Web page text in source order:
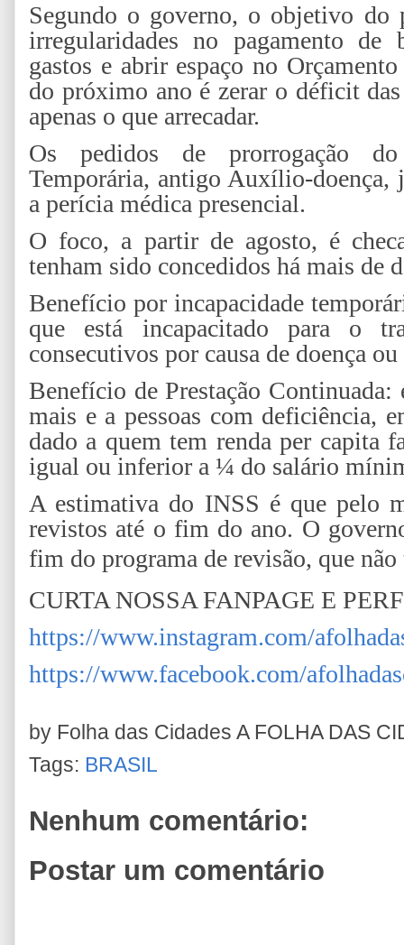
Segundo o governo, o objetivo do
irregularidades no pagamento de
gastos e abrir espaço no
do próximo ano é zerar o déficit
apenas o que arrecadar.
Os pedidos de prorrogação
Temporária, antigo Auxílio-doença,
a perícia médica presencial.
O foco, a partir de agosto, é
tenham sido concedidos há mais de
Benefício por incapacidade
que está incapacitado para o
consecutivos por causa de doença
Benefício de Prestação
mais e a pessoas com deficiência,
dado a quem tem renda per capita
igual ou inferior a ¼ do salário
A estimativa do INSS é que pelo
revistos até o fim do ano. O
fim do programa de revisão, que não
CURTA NOSSA FANPAGE E
https://www.instagram.com/
https://www.facebook.com/
by Folha das Cidades A FOLHA DAS
Tags: BRASIL
Nenhum comentário:
Postar um comentário